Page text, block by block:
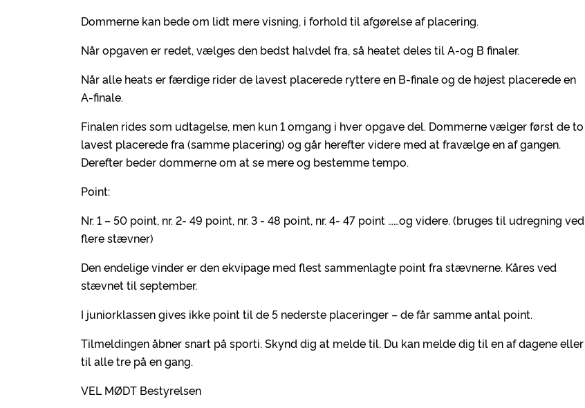
Dommerne kan bede om lidt mere visning, i forhold til afgørelse af placering.
Når opgaven er redet, vælges den bedst halvdel fra, så heatet deles til A-og B finaler.
Når alle heats er færdige rider de lavest placerede ryttere en B-finale og de højest placerede en
A-finale.
Finalen rides som udtagelse, men kun 1 omgang i hver opgave del. Dommerne vælger først de to
lavest placerede fra (samme placering) og går herefter videre med at fravælge en af gangen.
Derefter beder dommerne om at se mere og bestemme tempo.
Point:
Nr. 1 – 50 point, nr. 2- 49 point, nr. 3 - 48 point, nr. 4- 47 point ……og videre. (bruges til udregning ved
flere stævner)
Den endelige vinder er den ekvipage med flest sammenlagte point fra stævnerne. Kåres ved
stævnet til september.
I juniorklassen gives ikke point til de 5 nederste placeringer – de får samme antal point.
Tilmeldingen åbner snart på sporti. Skynd dig at melde til. Du kan melde dig til en af dagene eller
til alle tre på en gang.
VEL MØDT Bestyrelsen